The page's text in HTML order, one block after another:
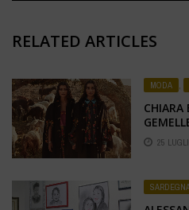
RELATED ARTICLES
MODA ,
CHIARA
25